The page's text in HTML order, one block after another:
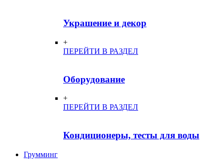
Украшение и декор
+
ПЕРЕЙТИ В РАЗДЕЛ
Оборудование
+
ПЕРЕЙТИ В РАЗДЕЛ
Кондиционеры, тесты для воды
Грумминг